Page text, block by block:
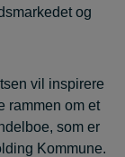
og
vil inspirere
rammen om et
som er
Kommune.